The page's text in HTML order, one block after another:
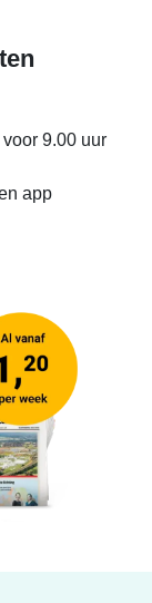
voor 9.00 uur
app